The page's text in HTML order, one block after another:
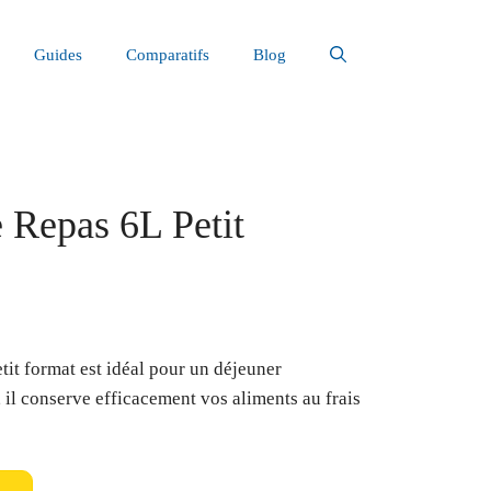
Guides Comparatifs Blog
Repas 6L Petit
format est idéal pour un déjeuner
conserve efficacement vos aliments au frais